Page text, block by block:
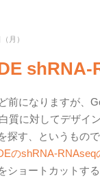
月）
前になりますが、
質に対してデザイ
探す、というもの
のshRNA-RNAseq
ショートカットす